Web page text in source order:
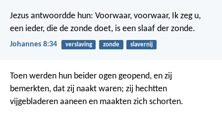
Jezus antwoordde hun: Voorwaar, voorwaar, Ik zeg u,
een ieder, die de zonde doet, is een slaaf der zonde.
Johannes 8:34 verslaving zonde slavernij
Toen werden hun beider ogen geopend, en zij
bemerkten, dat zij naakt waren; zij hechtten
vijgebladeren aaneen en maakten zich schorten.